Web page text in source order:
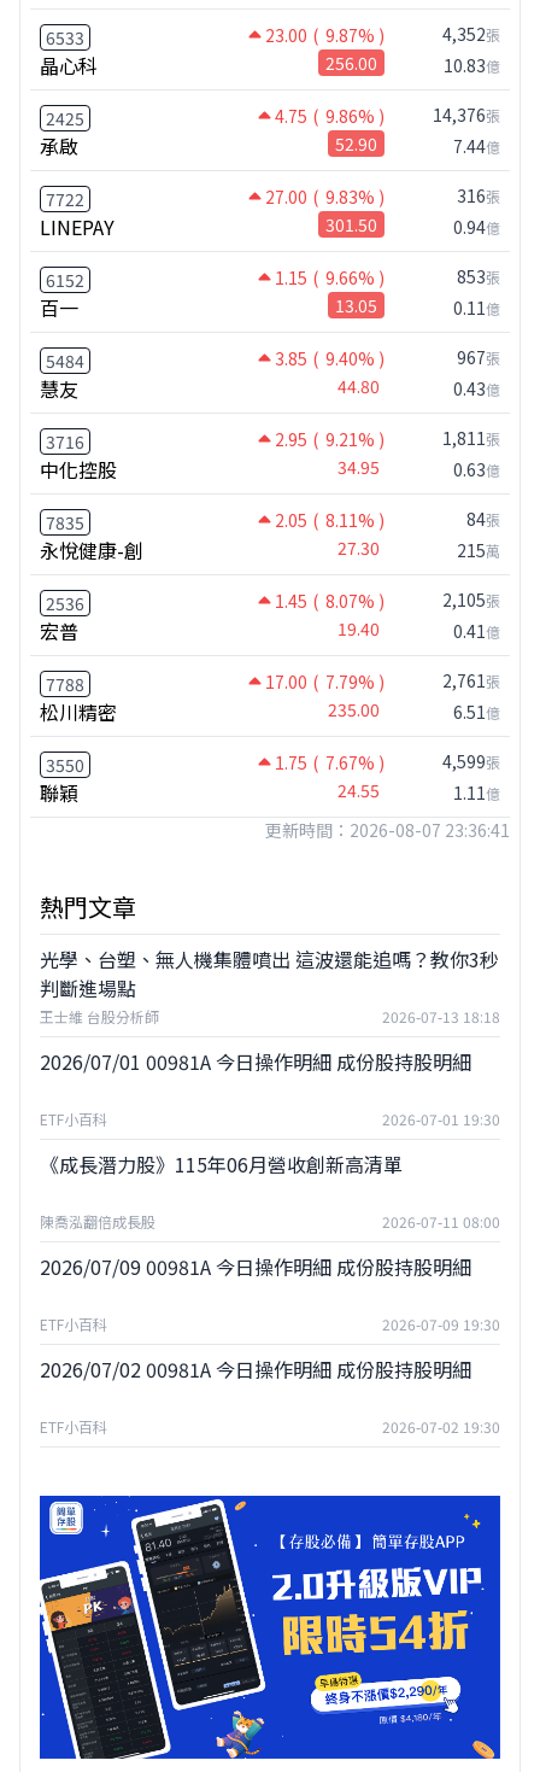
6533 23.00 ( 9.87% )
晶心科 256.00
4,352張
10.83億
2425 4.75 ( 9.86% )
承啟 52.90
14,376張
7.44億
7722 27.00 ( 9.83% )
LINEPAY 301.50
316張
0.94億
6152 1.15 ( 9.66% )
百一 13.05
853張
0.11億
5484 3.85 ( 9.40% )
慧友 44.80
967張
0.43億
3716 2.95 ( 9.21% )
中化控股 34.95
1,811張
0.63億
7835 2.05 ( 8.11% )
永悅健康-創 27.30
84張
215萬
2536 1.45 ( 8.07% )
宏普 19.40
2,105張
0.41億
7788 17.00 ( 7.79% )
松川精密 235.00
2,761張
6.51億
3550 1.75 ( 7.67% )
聯穎 24.55
4,599張
1.11億
更新時間：2026-08-07 23:36:41
熱門文章
光學、台塑、無人機集體噴出 這波還能追嗎？教你3秒
判斷進場點
王士維 台股分析師 2026-07-13 18:18
2026/07/01 00981A 今日操作明細 成份股持股明細
ETF小百科 2026-07-01 19:30
《成長潛力股》115年06月營收創新高清單
陳喬泓翻倍成長股 2026-07-11 08:00
2026/07/09 00981A 今日操作明細 成份股持股明細
ETF小百科 2026-07-09 19:30
2026/07/02 00981A 今日操作明細 成份股持股明細
ETF小百科 2026-07-02 19:30